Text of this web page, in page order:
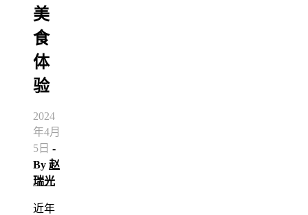
美
食
体
验
2024
年4月
5日 -
By 赵
瑞光
近年